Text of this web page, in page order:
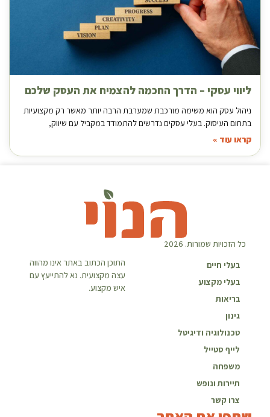
ליווי עסקי – הדרך החכמה להצמיח את העסק שלכם
ניהול עסק הוא משימה מורכבת שמערבת הרבה יותר מאשר רק מקצועיות
בתחום העיסוק. בעלי עסקים נדרשים להתמודד במקביל עם שיווק,
קראו עוד »
כל הזכויות שמורות. 2026
בעלי חיים
בעלי מקצוע
בריאות
גינון
טכנולוגיה ודיגיטל
לייף סטייל
משפחה
תיירות ונופש
צרו קשר
התוכן הכתוב באתר אינו מהווה
עצה מקצועית. נא להתייעץ עם
איש מקצוע.